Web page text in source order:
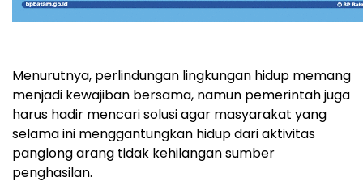
Menurutnya, perlindungan lingkungan hidup memang
menjadi kewajiban bersama, namun pemerintah juga
harus hadir mencari solusi agar masyarakat yang
selama ini menggantungkan hidup dari aktivitas
panglong arang tidak kehilangan sumber
penghasilan.